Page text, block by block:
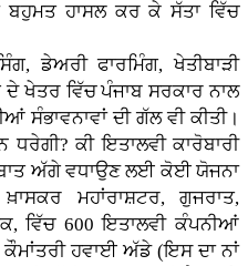
ਹਾਸਲ ਕਰ ਕੇ ਸੱਤਾ ਵਿੱਚ
ਡੇਅਰੀ ਫਾਰਮਿੰਗ, ਖੇਤੀਬਾੜੀ
ਖੇਤਰ ਵਿੱਚ ਪੰਜਾਬ ਸਰਕਾਰ ਨਾਲ
ਦੀ ਗੱਲ ਵੀ ਕੀਤੀ।
ਕੀ ਇਤਾਲਵੀ ਕਾਰੋਬਾਰੀ
ਅੱਗੇ ਵਧਾਉਣ ਲਈ ਕੋਈ ਯੋਜਨਾ
ਮਹਾਂਰਾਸ਼ਟਰ, ਗੁਜਰਾਤ,
ਵਿੱਚ 600 ਇਤਾਲਵੀ ਕੰਪਨੀਆਂ
ਹਵਾਈ ਅੱਡੇ (ਇਸ ਦਾ ਨਾਂ